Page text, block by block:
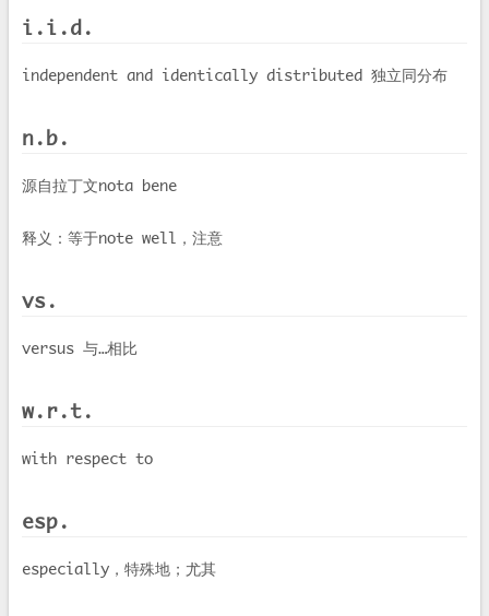
i.i.d.
independent and identically distributed 独立同分布
n.b.
源自拉丁文nota bene
释义：等于note well，注意
vs.
versus 与…相比
w.r.t.
with respect to
esp.
especially，特殊地；尤其